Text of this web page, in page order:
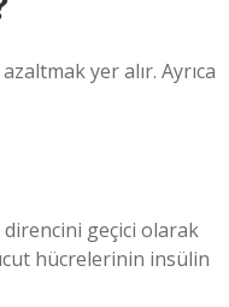
yer alır. Ayrıca
direncini geçici olarak
hücrelerinin insülin